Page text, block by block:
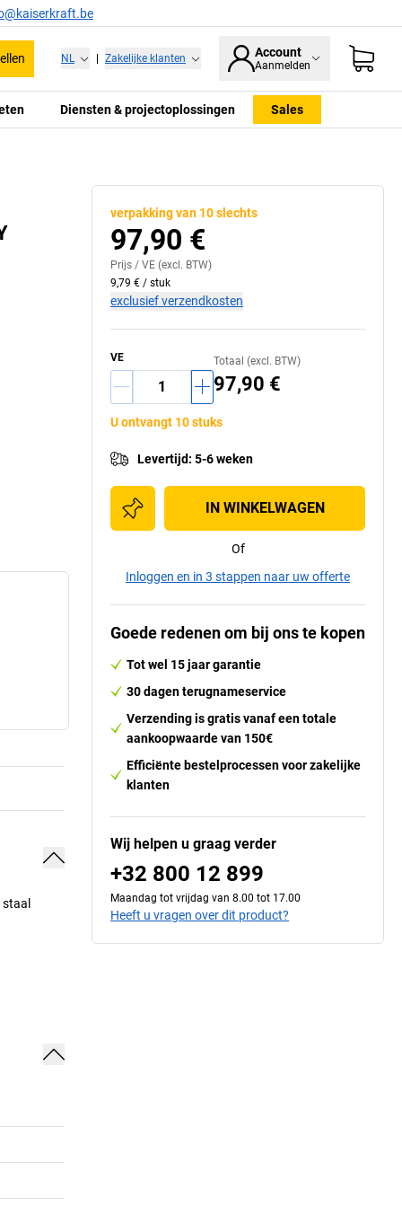
NL Zakelijke klanten Account
Aanmelden
Diensten & projectoplossingen Sales
verpakking van 10 slechts
97,90 €
Prijs / VE (excl. BTW)
9,79 € / stuk
exclusief verzendkosten
VE Totaal (excl. BTW)
97,90 €
U ontvangt 10 stuks
Levertijd: 5-6 weken
IN WINKELWAGEN
Of
Inloggen en in 3 stappen naar uw offerte
Goede redenen om bij ons te kopen
Tot wel 15 jaar garantie
30 dagen terugnameservice
Verzending is gratis vanaf een totale
aankoopwaarde van 150€
Efficiënte bestelprocessen voor zakelijke
klanten
Wij helpen u graag verder
+32 800 12 899
Maandag tot vrijdag van 8.00 tot 17.00
Heeft u vragen over dit product?